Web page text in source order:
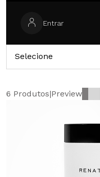
Entrar
Selecione
6 Produtos|Preview